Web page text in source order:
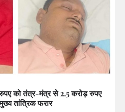
को तंत्र-मंत्र से 2.5 करोड़ रुपए
तांत्रिक फरार